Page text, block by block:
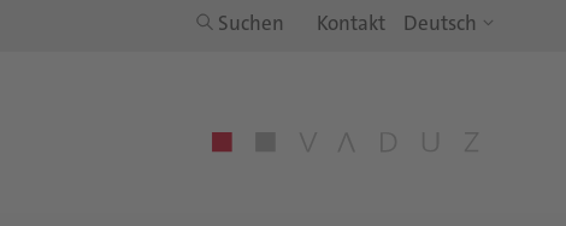
Suchen Kontakt